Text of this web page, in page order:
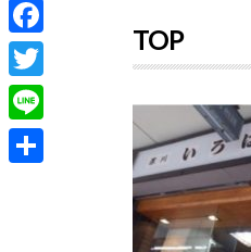
TOP
F
a
c
e
T
w
i
L